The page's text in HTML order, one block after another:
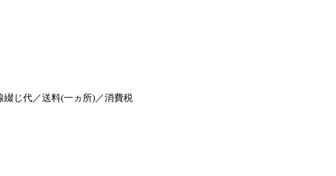
じ代／送料(一ヵ所)／消費税